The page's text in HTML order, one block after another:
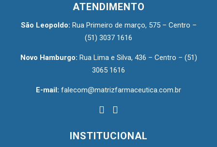
ATENDIMENTO
São Leopoldo: Rua Primeiro de março, 575 – Centro –
(51) 3037 1616
Novo Hamburgo: Rua Lima e Silva, 436 – Centro – (51)
3065 1616
E-mail: falecom@matrizfarmaceutica.com.br
INSTITUCIONAL